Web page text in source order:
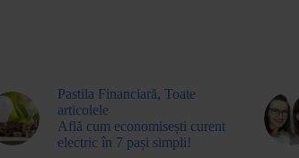
Pastila Financiară, Toate
articolele
Află cum economisești curent
electric în 7 pași simpli!